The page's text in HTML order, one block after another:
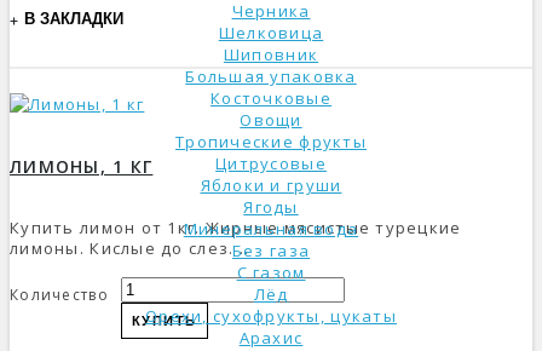
Черника
Шелковица
Шиповник
Большая упаковка
Косточковые
Овощи
Тропические фрукты
Цитрусовые
Яблоки и груши
Ягоды
Минеральная вода
Без газа
С газом
Лёд
Орехи, сухофрукты, цукаты
Арахис
В ЗАКЛАДКИ
ЛИМОНЫ, 1 КГ
Купить лимон от 1кг. Жирные мясистые турецкие
лимоны. Кислые до слез. ..
Количество
КУПИТЬ